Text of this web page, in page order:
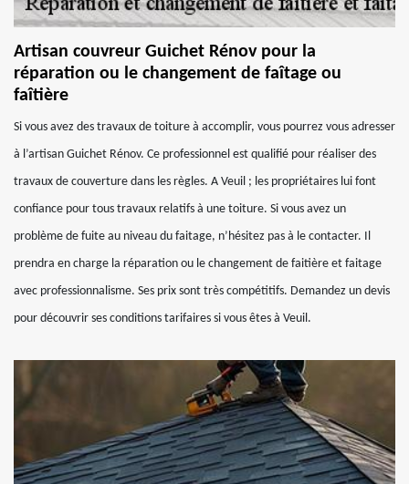
Artisan couvreur Guichet Rénov pour la
réparation ou le changement de faîtage ou
faîtière
Si vous avez des travaux de toiture à accomplir, vous pourrez vous adresser
à l’artisan Guichet Rénov. Ce professionnel est qualifié pour réaliser des
travaux de couverture dans les règles. A Veuil ; les propriétaires lui font
confiance pour tous travaux relatifs à une toiture. Si vous avez un
problème de fuite au niveau du faitage, n’hésitez pas à le contacter. Il
prendra en charge la réparation ou le changement de faitière et faitage
avec professionnalisme. Ses prix sont très compétitifs. Demandez un devis
pour découvrir ses conditions tarifaires si vous êtes à Veuil.